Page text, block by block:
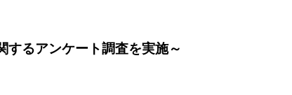
するアンケート調査を実施～